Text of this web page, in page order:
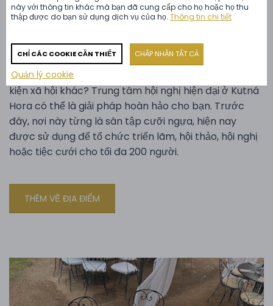
Kutná Hora
Trung tâm hội nghị
Bạn đang tìm kiếm địa điểm tổ chức hội nghị hoặc sự
kiện xã hội khác? Trung tâm hội nghị hiện đại ở Kutná
Hora có thể là giải pháp hoàn hảo cho bạn. Trước
đây, nơi này từng là sân tập cưỡi ngựa, hiện nay
được sử dụng để tổ chức triển lãm, hội thảo, hội nghị
hoặc tiệc cưới cho tối đa 200 người.
THÊM VỀ ĐỊA ĐIỂM
này với thông tin khác mà bạn đã cung cấp cho họ hoặc họ thu
thập được do bạn sử dụng dịch vụ của họ.Thông tin chi tiết
CHỈ CÁC COOKIE CẦN THIẾT CHẤP NHẬN TẤT CẢ
Quản lý cookie